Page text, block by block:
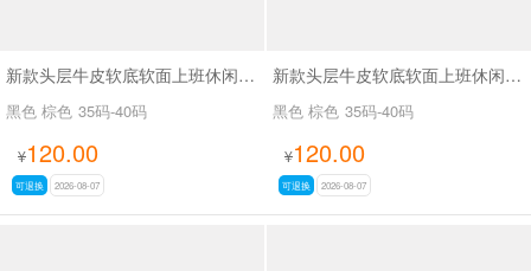
新款头层牛皮软底软面上班休闲百搭女鞋SA3075
黑色 棕色 35码-40码
¥120.00
可退换 2026-08-07
新款头层牛皮软底软面上班休闲百搭女鞋SA3076
黑色 棕色 35码-40码
¥120.00
可退换 2026-08-07